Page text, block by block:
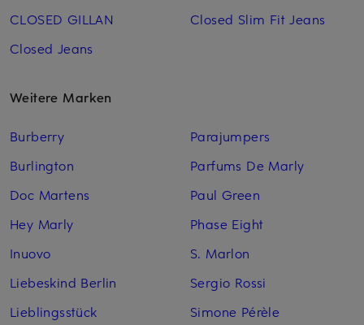
CLOSED GILLAN
Closed Jeans
Closed Slim Fit Jeans
Weitere Marken
Burberry
Burlington
Doc Martens
Hey Marly
Inuovo
Liebeskind Berlin
Lieblingsstück
Parajumpers
Parfums De Marly
Paul Green
Phase Eight
S. Marlon
Sergio Rossi
Simone Pérèle